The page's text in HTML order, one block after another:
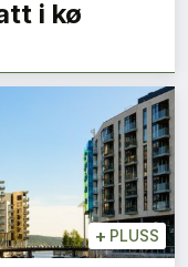
i kø
+ PLUSS